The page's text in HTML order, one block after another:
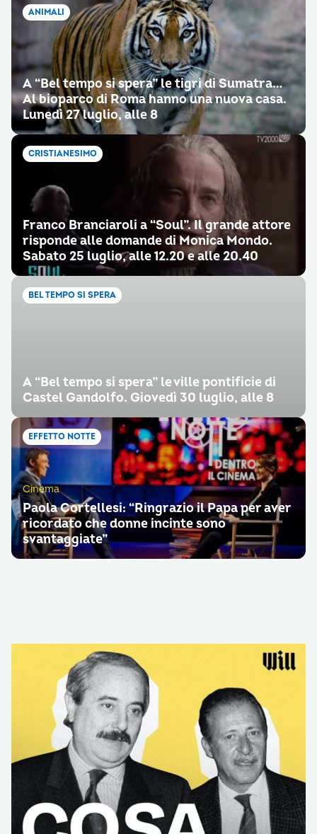
ANIMALI
A “Bel tempo si spera” le tigri di Sumatra…
Al bioparco di Roma hanno una nuova casa.
Lunedì 27 luglio, alle 8
CRISTIANESIMO
Franco Branciaroli a “Soul”. Il grande attore
risponde alle domande di Monica Mondo.
Sabato 25 luglio, alle 12.20 e alle 20.40
BEL TEMPO SI SPERA
A “Bel tempo si spera” le ville pontificie di
Castel Gandolfo. Giovedì 30 luglio, alle 8
EFFETTO NOTTE
Cinema
Paola Cortellesi: “Ringrazio il Papa per aver
ricordato che donne incinte sono
svantaggiate”